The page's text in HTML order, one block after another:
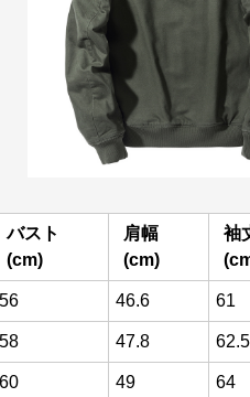
バスト
(cm)
肩幅
(cm)
袖
56 46.6 61
58 47.8 62.5
60 49 64